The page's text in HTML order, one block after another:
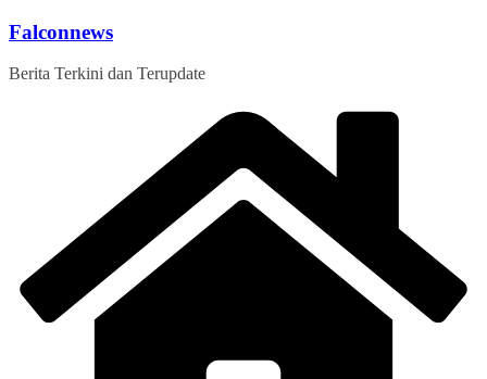
Skip
content
Falconnews
Berita Terkini dan Terupdate